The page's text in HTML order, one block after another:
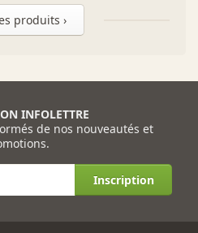
produits ›
INFOLETTRE
de nos nouveautés et
Inscription